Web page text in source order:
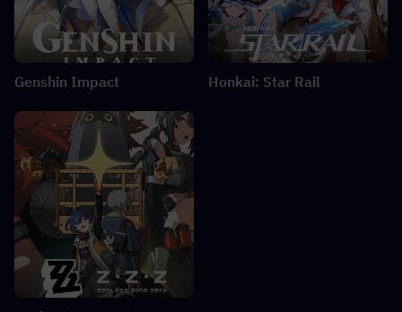
Genshin Impact Honkai: Star Rail